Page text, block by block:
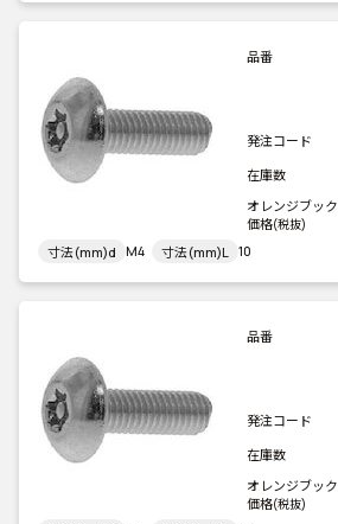
品番
発注コード
在庫数
オレンジブック
価格(税抜)
寸法(mm)d M4 寸法(mm)L 10
品番
発注コード
在庫数
オレンジブック
価格(税抜)